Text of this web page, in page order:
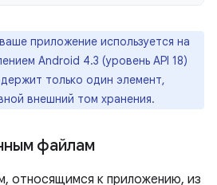
приложение используется на
Android 4.3 (уровень API 18)
только один элемент,
внешний том хранения.
файлам
относящимся к приложению, из